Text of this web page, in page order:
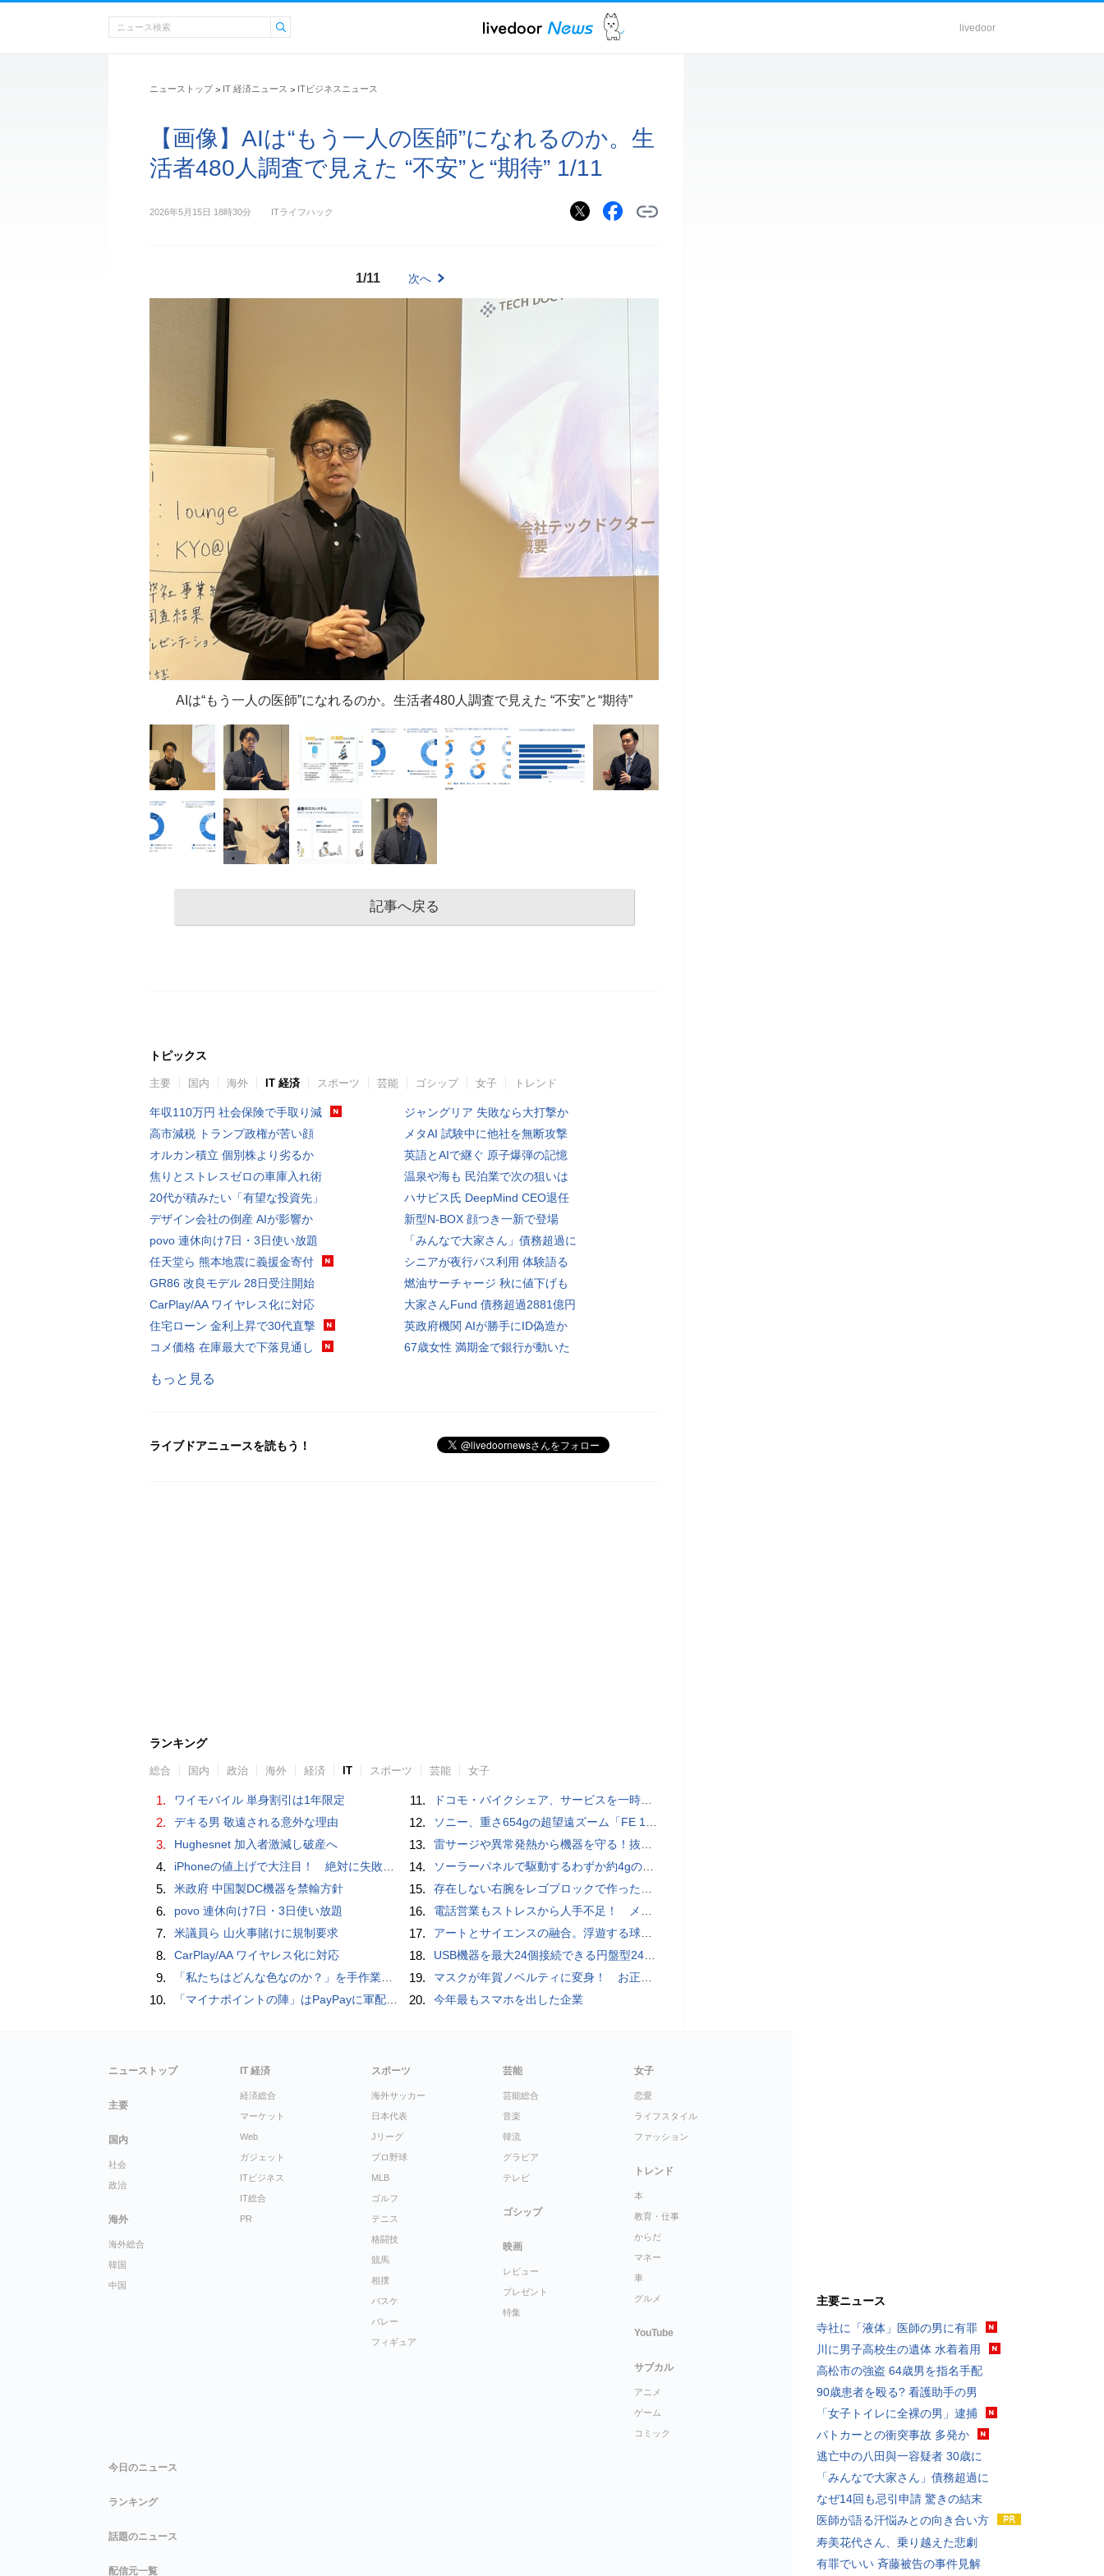
livedoor
ニューストップ > IT 経済ニュース > ITビジネスニュース
【画像】AIは“もう一人の医師”になれるのか。生
活者480人調査で見えた “不安”と“期待” 1/11
2026年5月15日 18時30分 ITライフハック
1/11 次へ
AIは“もう一人の医師”になれるのか。生活者480人調査で見えた “不安”と“期待”
記事へ戻る
トピックス
主要 国内 海外 IT 経済 スポーツ 芸能 ゴシップ 女子 トレンド
年収110万円 社会保険で手取り減
高市減税 トランプ政権が苦い顔
オルカン積立 個別株より劣るか
焦りとストレスゼロの車庫入れ術
20代が積みたい「有望な投資先」
デザイン会社の倒産 AIが影響か
povo 連休向け7日・3日使い放題
任天堂ら 熊本地震に義援金寄付
GR86 改良モデル 28日受注開始
CarPlay/AA ワイヤレス化に対応
住宅ローン 金利上昇で30代直撃
コメ価格 在庫最大で下落見通し
ジャングリア 失敗なら大打撃か
メタAI 試験中に他社を無断攻撃
英語とAIで継ぐ 原子爆弾の記憶
温泉や海も 民泊業で次の狙いは
ハサビス氏 DeepMind CEO退任
新型N-BOX 顔つき一新で登場
「みんなで大家さん」債務超過に
シニアが夜行バス利用 体験語る
燃油サーチャージ 秋に値下げも
大家さんFund 債務超過2881億円
英政府機関 AIが勝手にID偽造か
67歳女性 満期金で銀行が動いた
もっと見る
ライブドアニュースを読もう！
ランキング
総合 国内 政治 海外 経済 IT スポーツ 芸能 女子
1. ワイモバイル 単身割引は1年限定
2. デキる男 敬遠される意外な理由
3. Hughesnet 加入者激減し破産へ
4. iPhoneの値上げで大注目！ 絶対に失敗しない「中古スマホ」の売り方＆買い方
5. 米政府 中国製DC機器を禁輸方針
6. povo 連休向け7日・3日使い放題
7. 米議員ら 山火事賭けに規制要求
8. CarPlay/AA ワイヤレス化に対応
9. 「私たちはどんな色なのか？」を手作業でデータ分析して人間の肌の色を表現する新しい色空間を構築した「Inclusive Color Space」
10. 「マイナポイントの陣」はPayPayに軍配！ 燻製できちゃう鍋、グラスドームクッカー
11. ドコモ・バイクシェア、サービスを一時停止 不具合の復旧が見通せないため
12. ソニー、重さ654gの超望遠ズーム「FE 100-400mm F5.6-8 OSS」 実売14万円前後
13. 雷サージや異常発熱から機器を守る！抜け止め仕様の3P-2P変換アダプタ
14. ソーラーパネルで駆動するわずか約4gの超軽量ドローン「CoulombFly」
15. 存在しない右腕をレゴブロックで作った少年ビルダーが登場
16. 電話営業もストレスから人手不足！ メンタルに心配ない会話AI 「Sakura TALK」が営業電話をかける時代がくる
17. アートとサイエンスの融合。浮遊する球体インテリア「Buda Ball(ブダボール)」
18. USB機器を最大24個接続できる円盤型24ポートUSBハブが登場
19. マスクが年賀ノベルティに変身！ お正月特別パッケージの注文受付開始
20. 今年最もスマホを出した企業
主要ニュース
寺社に「液体」医師の男に有罪
川に男子高校生の遺体 水着着用
高松市の強盗 64歳男を指名手配
90歳患者を殴る? 看護助手の男
「女子トイレに全裸の男」逮捕
パトカーとの衝突事故 多発か
逃亡中の八田與一容疑者 30歳に
「みんなで大家さん」債務超過に
なぜ14回も忌引申請 驚きの結末
医師が語る汗悩みとの向き合い方
寿美花代さん、乗り越えた悲劇
有罪でいい 斉藤被告の事件見解
ニューストップ
主要
国内
社会
政治
海外
海外総合
韓国
中国
IT 経済
経済総合
マーケット
Web
ガジェット
ITビジネス
IT総合
PR
スポーツ
海外サッカー
日本代表
Jリーグ
プロ野球
MLB
ゴルフ
テニス
格闘技
競馬
相撲
バスケ
バレー
フィギュア
芸能
芸能総合
音楽
韓流
グラビア
テレビ
ゴシップ
映画
レビュー
プレゼント
特集
女子
恋愛
ライフスタイル
ファッション
トレンド
本
教育・仕事
からだ
マネー
車
グルメ
YouTube
サブカル
アニメ
ゲーム
コミック
今日のニュース
ランキング
話題のニュース
配信元一覧